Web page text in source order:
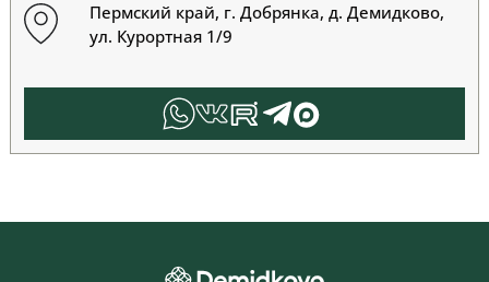
Пермский край, г. Добрянка, д. Демидково,
ул. Курортная 1/9